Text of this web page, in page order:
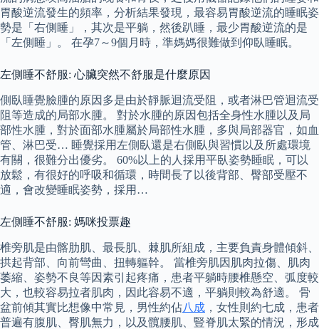
胃酸逆流發生的頻率，分析結果發現，最容易胃酸逆流的睡眠姿
勢是「右側睡」，其次是平躺，然後趴睡，最少胃酸逆流的是
「左側睡」。 在孕7～9個月時，準媽媽很難做到仰臥睡眠。
左側睡不舒服: 心臟突然不舒服是什麼原因
側臥睡覺臉腫的原因多是由於靜脈迴流受阻，或者淋巴管迴流受
阻等造成的局部水腫。 對於水腫的原因包括全身性水腫以及局
部性水腫，對於面部水腫屬於局部性水腫，多與局部器官，如血
管、淋巴受… 睡覺採用左側臥還是右側臥與習慣以及所處環境
有關，很難分出優劣。 60%以上的人採用平臥姿勢睡眠，可以
放鬆，有很好的呼吸和循環，時間長了以後背部、臀部受壓不
適，會改變睡眠姿勢，採用…
左側睡不舒服: 媽咪投票趣
椎旁肌是由髂肋肌、最長肌、棘肌所組成，主要負責身體傾斜、
拱起背部、向前彎曲、扭轉軀幹。 當椎旁肌因肌肉拉傷、肌肉
萎縮、姿勢不良等因素引起疼痛，患者平躺時腰椎懸空、弧度較
大，也較容易拉者肌肉，因此容易不適，平躺則較為舒適。 骨
盆前傾其實比想像中常見，男性約佔八成 ，女性則約七成，患者
普遍有腹肌、臀肌無力，以及髖腰肌、豎脊肌太緊的情況，形成